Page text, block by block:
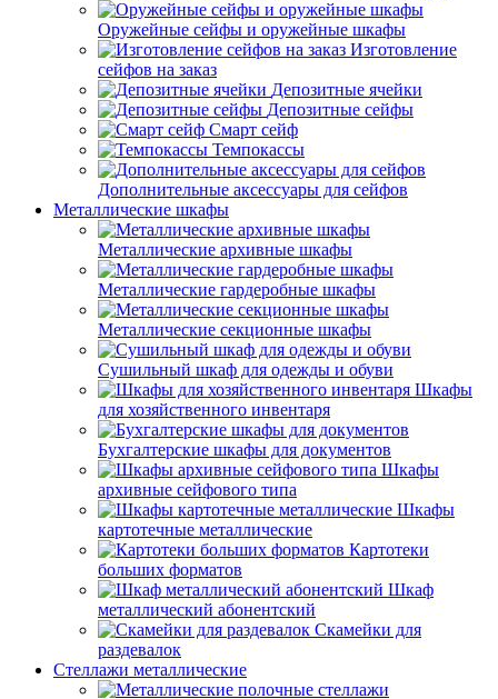
Оружейные сейфы и оружейные шкафы
Изготовление
сейфов на заказ
Депозитные ячейки
Депозитные сейфы
Смарт сейф
Темпокассы
Дополнительные аксессуары для сейфов
Металлические шкафы
Металлические архивные шкафы
Металлические гардеробные шкафы
Металлические секционные шкафы
Сушильный шкаф для одежды и обуви
Шкафы
для хозяйственного инвентаря
Бухгалтерские шкафы для документов
Шкафы
архивные сейфового типа
Шкафы
картотечные металлические
Картотеки
больших форматов
Шкаф
металлический абонентский
Скамейки для
раздевалок
Стеллажи металлические